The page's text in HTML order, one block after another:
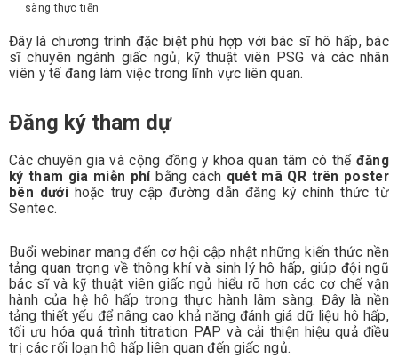
sàng thực tiễn
Đây là chương trình đặc biệt phù hợp với bác sĩ hô hấp, bác
sĩ chuyên ngành giấc ngủ, kỹ thuật viên PSG và các nhân
viên y tế đang làm việc trong lĩnh vực liên quan.
Đăng ký tham dự
Các chuyên gia và cộng đồng y khoa quan tâm có thể đăng
ký tham gia miễn phíbằng cách quét mã QR trên poster
bên dướihoặc truy cập đường dẫn đăng ký chính thức từ
Sentec.
Buổi webinar mang đến cơ hội cập nhật những kiến thức nền
tảng quan trọng về thông khí và sinh lý hô hấp, giúp đội ngũ
bác sĩ và kỹ thuật viên giấc ngủ hiểu rõ hơn các cơ chế vận
hành của hệ hô hấp trong thực hành lâm sàng. Đây là nền
tảng thiết yếu để nâng cao khả năng đánh giá dữ liệu hô hấp,
tối ưu hóa quá trình titration PAP và cải thiện hiệu quả điều
trị các rối loạn hô hấp liên quan đến giấc ngủ.